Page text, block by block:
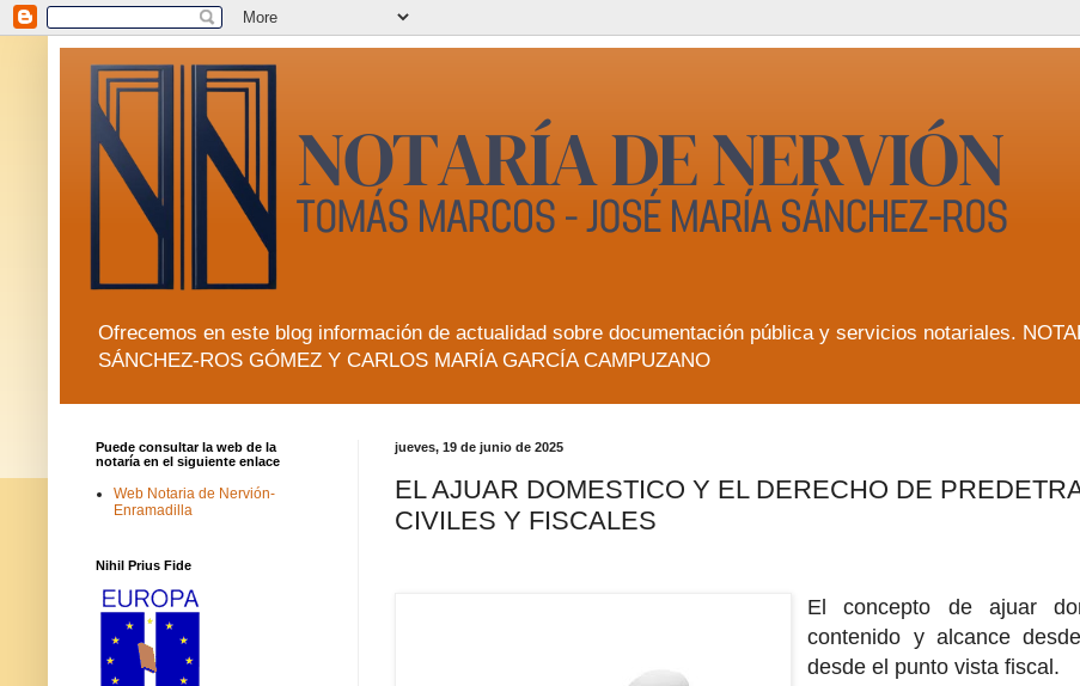
Ofrecemos en este blog información de actualidad sobre documentación pública y servicios notariales.
SÁNCHEZ-ROS GÓMEZ Y CARLOS MARÍA GARCÍA CAMPUZANO
jueves, 19 de junio de 2025
EL AJUAR DOMESTICO Y EL DERECHO DE
CIVILES Y FISCALES
El concepto de ajuar
contenido y alcance
desde el punto vista fiscal.
Puede consultar la web de la
notaría en el siguiente enlace
Web Notaria de Nervión-
Enramadilla
Nihil Prius Fide